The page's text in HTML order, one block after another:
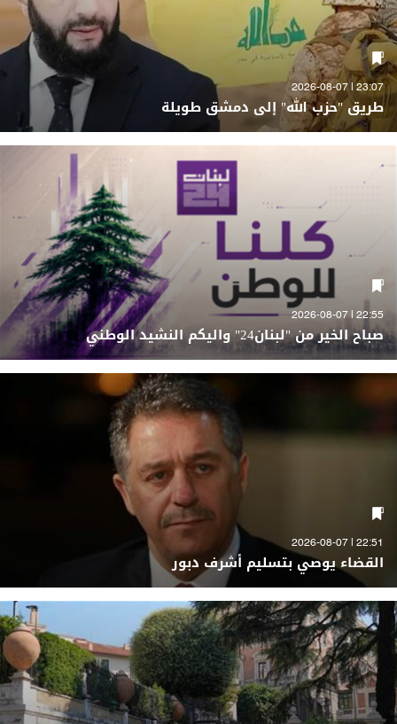
23:07 | 2026-08-07
طريق "حزب الله" إلى دمشق طويلة
22:55 | 2026-08-07
صباح الخير من "لبنان24" واليكم النشيد الوطني
22:51 | 2026-08-07
القضاء يوصي بتسليم أشرف دبور